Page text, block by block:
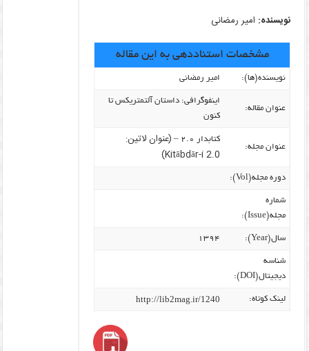
نویسنده: امیر رمضانی
مشخصات استناددهی به این مقاله
نویسنده‌(ها): امیر رمضانی
عنوان مقاله:
اینفوگرافی: داستان آلتمتریکس تا
کنون
عنوان مجله:
کتابدار ۲.۰ –
(عنوان لاتین:
Kitābdār-i 2.0)
دوره مجله(Vol):
شماره
مجله(Issue):
سال(Year): ۱۳۹۴
شناسه
دیجیتال(DOI):
لینک کوتاه: http://lib2mag.ir/1240